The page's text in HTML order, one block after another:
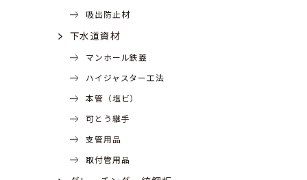
吸出防止材
下水道資材
マンホール鉄蓋
ハイジャスター工法
本管（塩ビ）
可とう継手
支管用品
取付管用品